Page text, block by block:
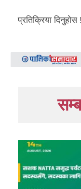
प्रतिक्रिया दिनुहोस !